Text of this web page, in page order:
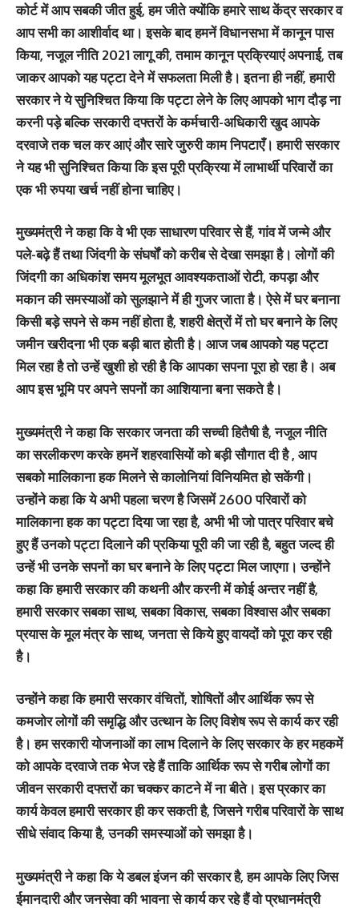
कोर्ट में आप सबकी जीत हुई, हम जीते क्योंकि हमारे साथ केंद्र सरकार व
आप सभी का आशीर्वाद था। इसके बाद हमनें विधानसभा में कानून पास
किया, नजूल नीति 2021 लागू की, तमाम कानून प्रक्रियाएं अपनाई, तब
जाकर आपको यह पट्टा देने में सफलता मिली है। इतना ही नहीं, हमारी
सरकार ने ये सुनिश्चित किया कि पट्टा लेने के लिए आपको भाग दौड़ ना
करनी पड़े बल्कि सरकारी दफ्तरों के कर्मचारी-अधिकारी खुद आपके
दरवाजे तक चल कर आएं और सारे जुरुरी काम निपटाएँ। हमारी सरकार
ने यह भी सुनिश्चित किया कि इस पूरी प्रक्रिया में लाभार्थी परिवारों का
एक भी रुपया खर्च नहीं होना चाहिए।
मुख्यमंत्री ने कहा कि वे भी एक साधारण परिवार से हैं, गांव में जन्मे और
पले-बढ़े हैं तथा जिंदगी के संघर्षों को करीब से देखा समझा है। लोगों की
जिंदगी का अधिकांश समय मूलभूत आवश्यकताओं रोटी, कपड़ा और
मकान की समस्याओं को सुलझाने में ही गुजर जाता है। ऐसे में घर बनाना
किसी बड़े सपने से कम नहीं होता है, शहरी क्षेत्रों में तो घर बनाने के लिए
जमीन खरीदना भी एक बड़ी बात होती है। आज जब आपको यह पट्टा
मिल रहा है तो उन्हें खुशी हो रही है कि आपका सपना पूरा हो रहा है। अब
आप इस भूमि पर अपने सपनों का आशियाना बना सकते है।
मुख्यमंत्री ने कहा कि सरकार जनता की सच्ची हितैषी है, नजूल नीति
का सरलीकरण करके हमनें शहरवासियों को बड़ी सौगात दी है , आप
सबको मालिकाना हक मिलने से कालोनियां विनियमित हो सकेंगी।
उन्होंने कहा कि ये अभी पहला चरण है जिसमें 2600 परिवारों को
मालिकाना हक का पट्टा दिया जा रहा है, अभी भी जो पात्र परिवार बचे
हुए हैं उनको पट्टा दिलाने की प्रकिया पूरी की जा रही है, बहुत जल्द ही
उन्हें भी उनके सपनों का घर बनाने के लिए पट्टा मिल जाएगा। उन्होंने
कहा कि हमारी सरकार की कथनी और करनी में कोई अन्तर नहीं है,
हमारी सरकार सबका साथ, सबका विकास, सबका विश्वास और सबका
प्रयास के मूल मंत्र के साथ, जनता से किये हुए वायदों को पूरा कर रही
है।
उन्होंने कहा कि हमारी सरकार वंचितों, शोषितों और आर्थिक रूप से
कमजोर लोगों की समृद्धि और उत्थान के लिए विशेष रूप से कार्य कर रही
है। हम सरकारी योजनाओं का लाभ दिलाने के लिए सरकार के हर महकमें
को आपके दरवाजे तक भेज रहे हैं ताकि आर्थिक रूप से गरीब लोगों का
जीवन सरकारी दफ्तरों का चक्कर काटने में ना बीते। इस प्रकार का
कार्य केवल हमारी सरकार ही कर सकती है, जिसने गरीब परिवारों के साथ
सीधे संवाद किया है, उनकी समस्याओं को समझा है।
मुख्यमंत्री ने कहा कि ये डबल इंजन की सरकार है, हम आपके लिए जिस
ईमानदारी और जनसेवा की भावना से कार्य कर रहे हैं वो प्रधानमंत्री